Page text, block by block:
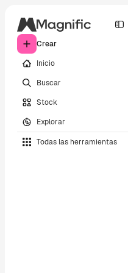
Crear
Inicio
Buscar
Stock
Explorar
Todas las herramientas